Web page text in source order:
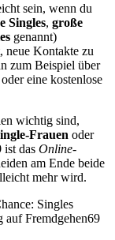
sein, wenn du
Singles, große
genannt)
neue Kontakte zu
zum Beispiel über
eine kostenlose
wichtig sind,
Frauen oder
ist das Online-
am Ende beide
mehr wird.
Singles
auf Fremdgehen69